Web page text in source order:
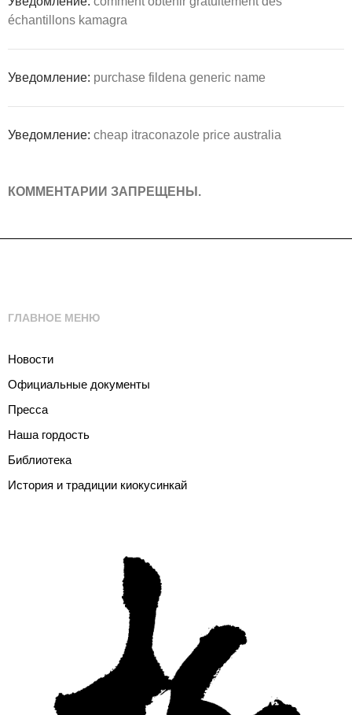
échantillons kamagra
Уведомление: purchase fildena generic name
Уведомление: cheap itraconazole price australia
КОММЕНТАРИИ ЗАПРЕЩЕНЫ.
ГЛАВНОЕ МЕНЮ
Новости
Официальные документы
Пресса
Наша гордость
Библиотека
История и традиции киокусинкай